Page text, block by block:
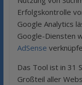
Erfolgskontrolle
Google Analytics
Google-Diensten
AdSense
Das Tool ist in 31
Großteil aller